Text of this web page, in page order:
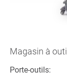
Magasin à
Porte-outils: